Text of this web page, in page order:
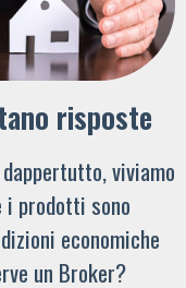
risposte
viviamo
i prodotti sono
economiche
un Broker?